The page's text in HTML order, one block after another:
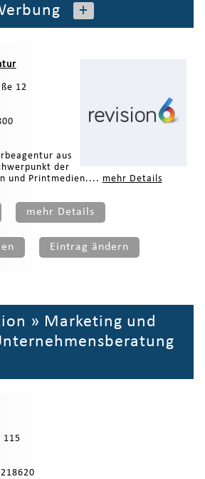
+
12
aus
der
und Printmedien.... mehr Details
mehr Details
Eintrag ändern
» Marketing und
115